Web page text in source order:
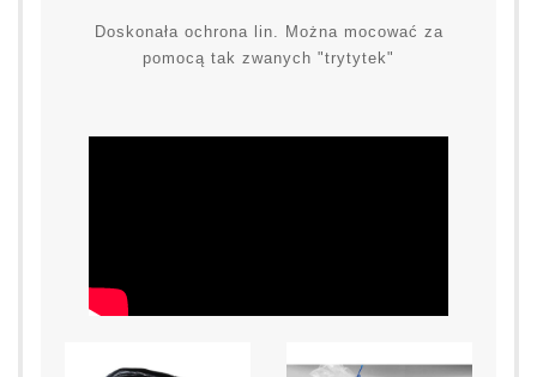
Doskonała ochrona lin. Można mocować za
pomocą tak zwanych "trytytek"